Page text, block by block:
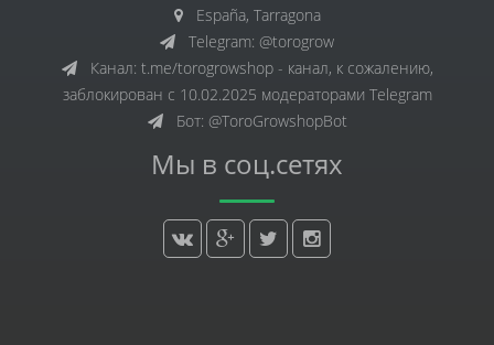
España, Tarragona
Telegram: @torogrow
Канал: t.me/torogrowshop - канал, к сожалению,
заблокирован с 10.02.2025 модераторами Telegram
Бот: @ToroGrowshopBot
Мы в соц.сетях